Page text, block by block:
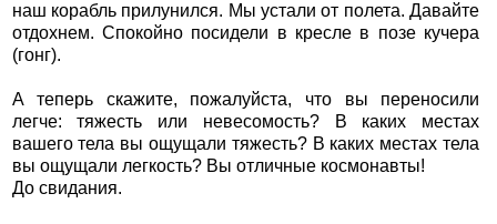
наш корабль прилунился. Мы устали от полета. Давайте
отдохнем. Спокойно посидели в кресле в позе кучера
(гонг).
А теперь скажите, пожалуйста, что вы переносили
легче: тяжесть или невесомость? В каких местах
вашего тела вы ощущали тяжесть? В каких местах тела
вы ощущали легкость? Вы отличные космонавты!
До свидания.